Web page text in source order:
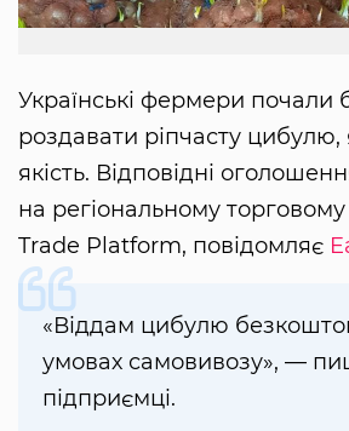
Українські фермери почали
роздавати ріпчасту цибулю,
якість. Відповідні
на регіональному
Trade Platform, повідомляє
«Віддам цибулю
умовах самовивозу», —
підприємці.